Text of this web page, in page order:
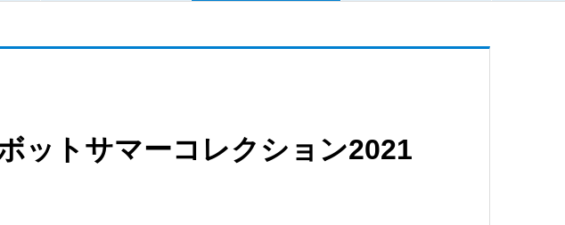
ットサマーコレクション2021